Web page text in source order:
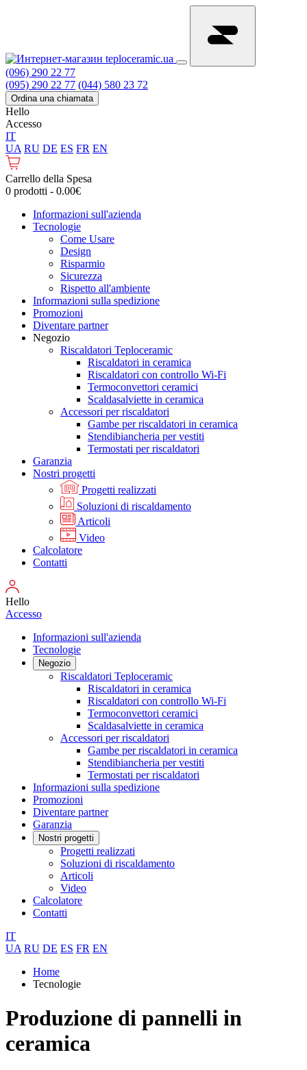
(096) 290 22 77
(095) 290 22 77 (044) 580 23 72
Ordina una chiamata
Hello
Accesso
IT
UA RU DE ES FR EN
Carrello della Spesa
0 prodotti - 0.00€
Informazioni sull'azienda
Tecnologie
Come Usare
Design
Risparmio
Sicurezza
Rispetto all'ambiente
Informazioni sulla spedizione
Promozioni
Diventare partner
Negozio
Riscaldatori Teploceramic
Riscaldatori in ceramica
Riscaldatori con controllo Wi-Fi
Termoconvettori ceramici
Scaldasalviette in ceramica
Accessori per riscaldatori
Gambe per riscaldatori in ceramica
Stendibiancheria per vestiti
Termostati per riscaldatori
Garanzia
Nostri progetti
Progetti realizzati
Soluzioni di riscaldamento
Articoli
Video
Calcolatore
Contatti
Hello
Accesso
Informazioni sull'azienda
Tecnologie
Negozio
Riscaldatori Teploceramic
Riscaldatori in ceramica
Riscaldatori con controllo Wi-Fi
Termoconvettori ceramici
Scaldasalviette in ceramica
Accessori per riscaldatori
Gambe per riscaldatori in ceramica
Stendibiancheria per vestiti
Termostati per riscaldatori
Informazioni sulla spedizione
Promozioni
Diventare partner
Garanzia
Nostri progetti
Progetti realizzati
Soluzioni di riscaldamento
Articoli
Video
Calcolatore
Contatti
IT
UA RU DE ES FR EN
Home
Tecnologie
Produzione di pannelli in
ceramica